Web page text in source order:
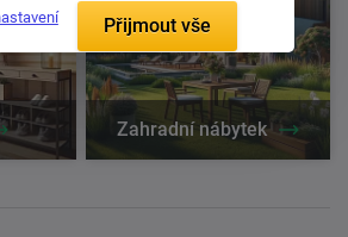
Zahradní nábytek
Přijmout vše